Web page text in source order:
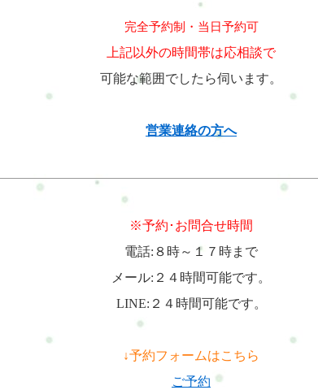
完全予約制・当日予約可
上記以外の時間帯は応相談で
可能な範囲でしたら伺います。
営業連絡の方へ
※予約･お問合せ時間
電話:８時～１７時まで
メール:２４時間可能です。
LINE:２４時間可能です。
↓予約フォームはこちら
ご予約